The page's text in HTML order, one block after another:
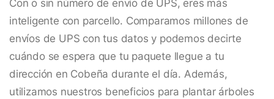
Con o sin número de envío de UPS, eres más
inteligente con parcello. Comparamos millones de
envíos de UPS con tus datos y podemos decirte
cuándo se espera que tu paquete llegue a tu
dirección en Cobeña durante el día. Además,
utilizamos nuestros beneficios para plantar árboles